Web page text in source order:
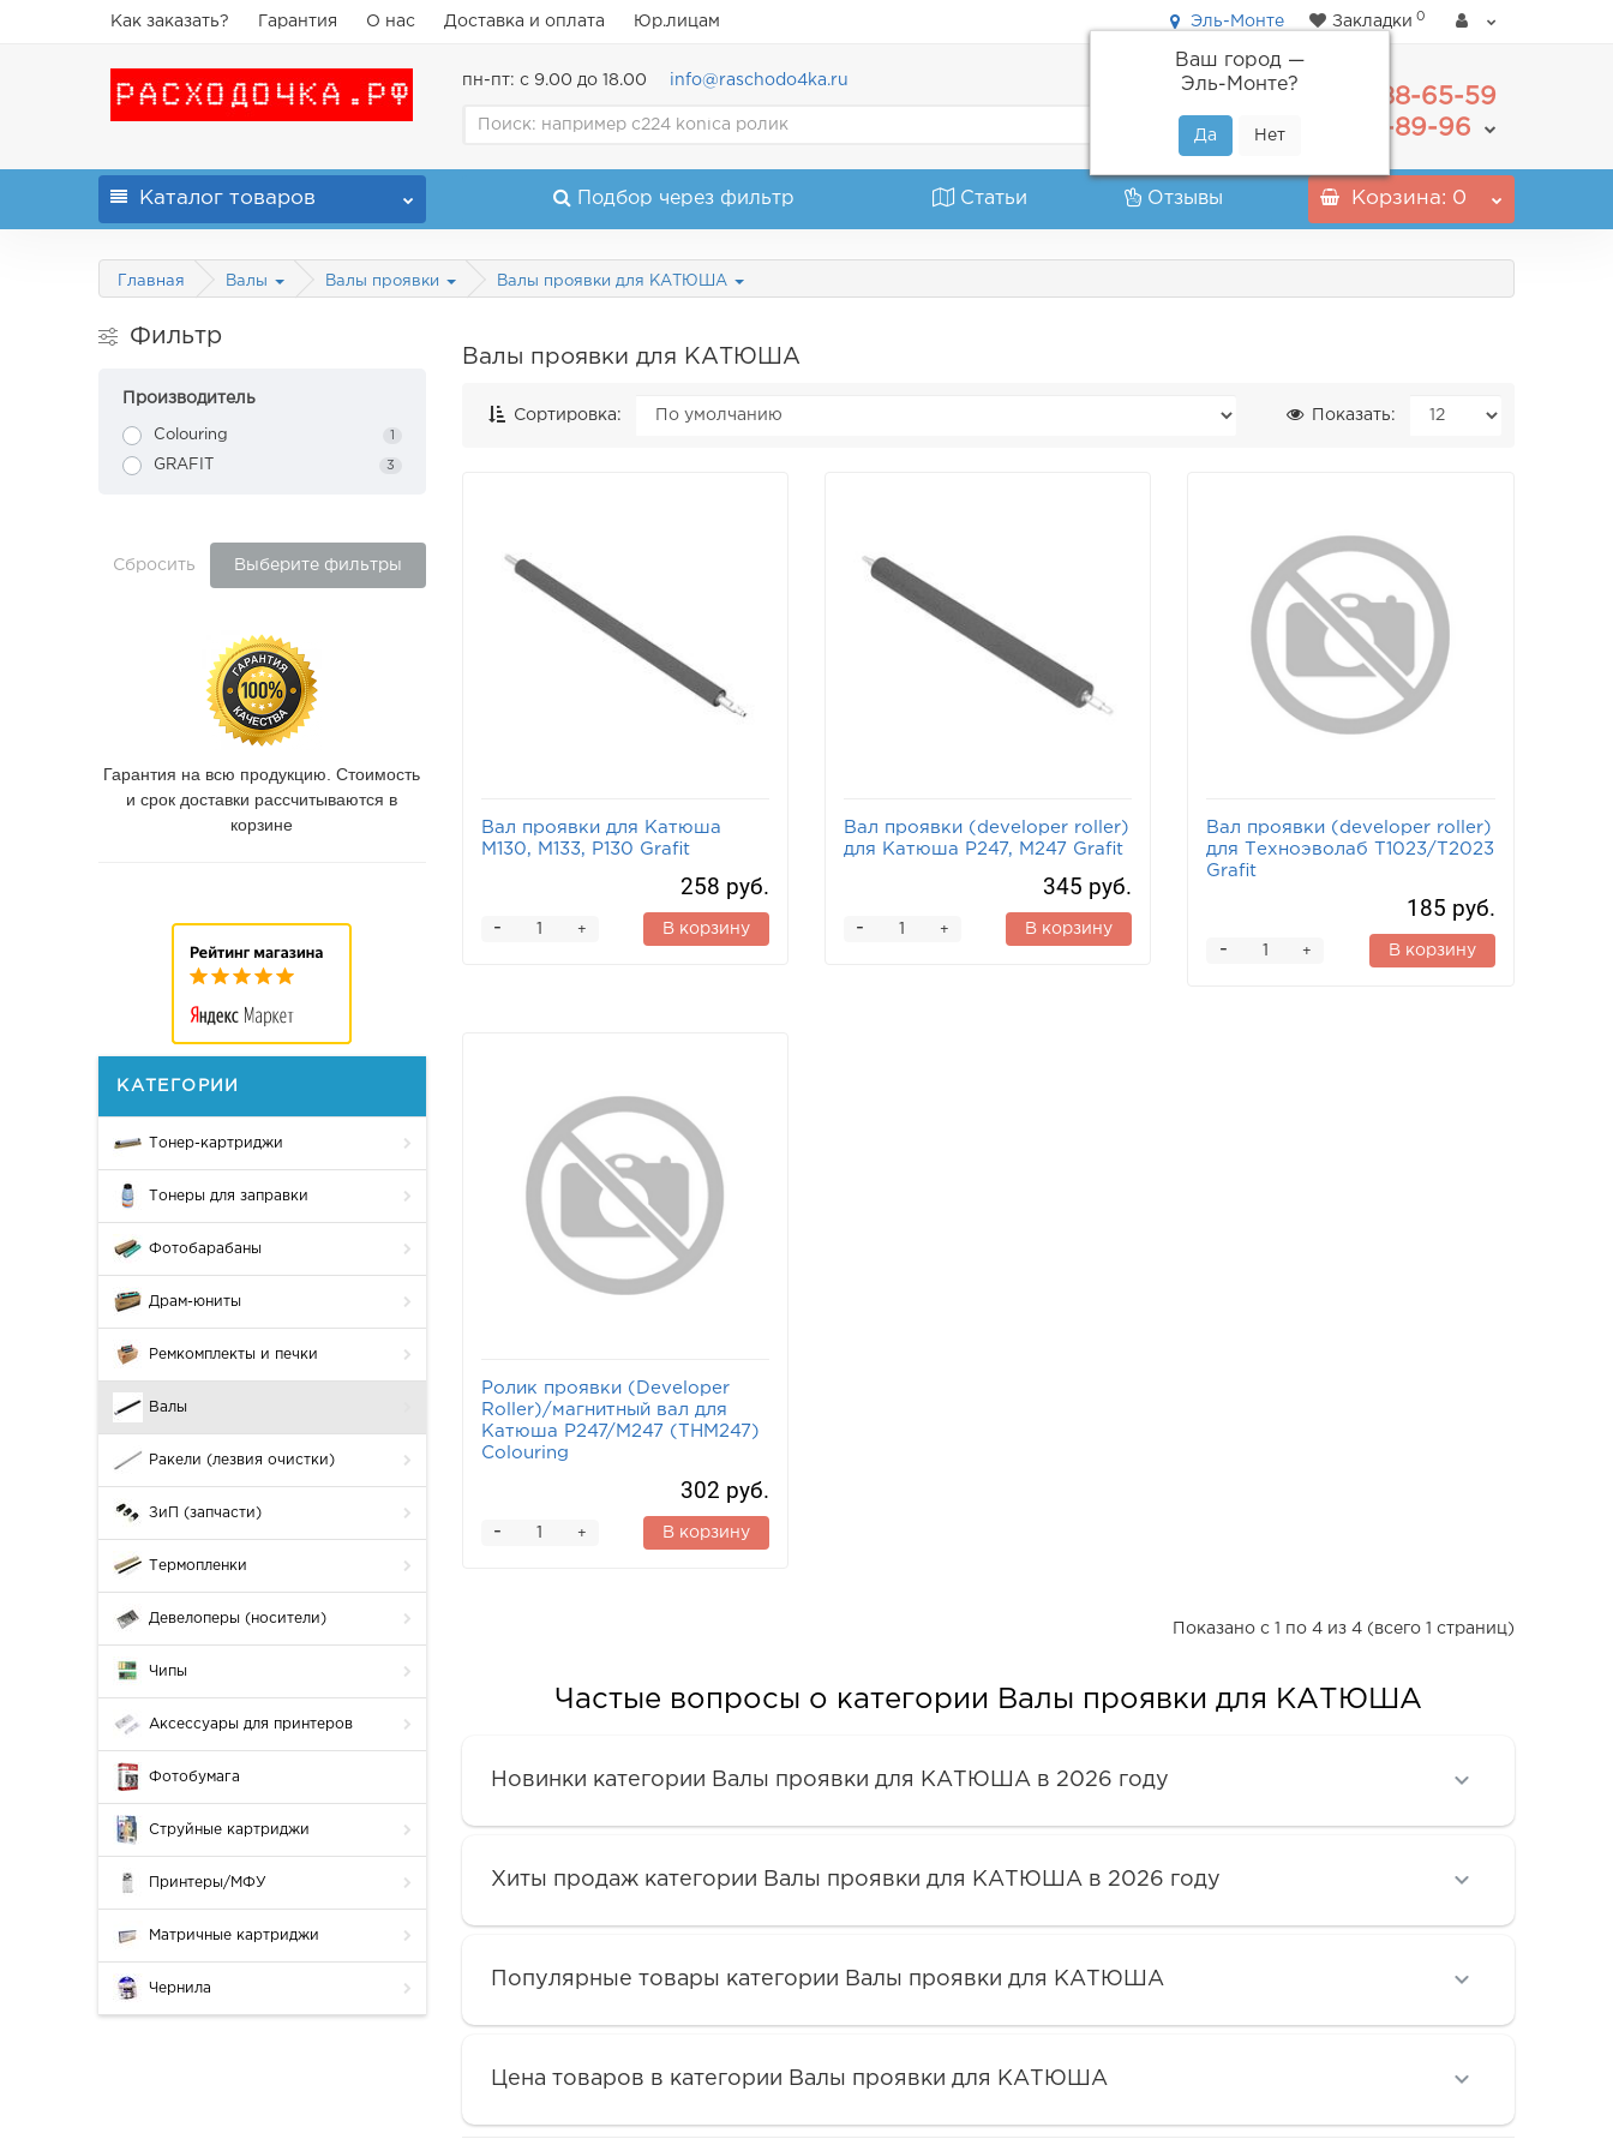
Как заказать? Гарантия О нас Доставка и оплата Юр.лицам Эль-Монте
Ваш город —
Эль-Монте?
Закладки 0
пн-пт: с 9.00 до 18.00 info@raschodo4ka.ru
488-65-59
+7(800) 555-89-96
Каталог товаров Подбор через фильтр Статьи Отзывы Корзина: 0
Главная Валы Валы проявки Валы проявки для КАТЮША
Фильтр
Производитель
Colouring 1
GRAFIT 3
Сбросить Выберите фильтры
Гарантия на всю продукцию. Стоимость
и срок доставки рассчитываются в
корзине
КАТЕГОРИИ
Тонер-картриджи
Тонеры для заправки
Фотобарабаны
Драм-юниты
Ремкомплекты и печки
Валы
Ракели (лезвия очистки)
ЗиП (запчасти)
Термопленки
Девелоперы (носители)
Чипы
Аксессуары для принтеров
Фотобумага
Струйные картриджи
Принтеры/МФУ
Матричные картриджи
Чернила
Валы проявки для КАТЮША
Сортировка: Показать:
Вал проявки для Катюша
M130, M133, P130 Grafit
258 руб.
+
- В корзину
Вал проявки (developer roller)
для Катюша P247, M247 Grafit
345 руб.
+
- В корзину
Вал проявки (developer roller)
для Техноэволаб Т1023/Т2023
Grafit
185 руб.
+
- В корзину
Ролик проявки (Developer
Roller)/магнитный вал для
Катюша P247/M247 (THM247)
Colouring
302 руб.
+
- В корзину
Показано с 1 по 4 из 4 (всего 1 страниц)
Частые вопросы о категории Валы проявки для КАТЮША
Новинки категории Валы проявки для КАТЮША в 2026 году
Хиты продаж категории Валы проявки для КАТЮША в 2026 году
Популярные товары категории Валы проявки для КАТЮША
Цена товаров в категории Валы проявки для КАТЮША